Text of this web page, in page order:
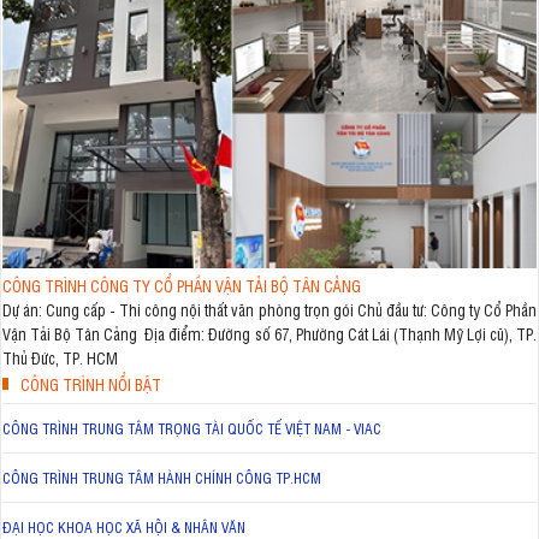
CÔNG TRÌNH CÔNG TY CỔ PHẦN VẬN TẢI BỘ TÂN CẢNG
Dự án: Cung cấp - Thi công nội thất văn phòng trọn gói Chủ đầu tư: Công ty Cổ Phần
Vận Tải Bộ Tân Cảng Địa điểm: Đường số 67, Phường Cát Lái (Thạnh Mỹ Lợi cũ), TP.
Thủ Đức, TP. HCM
CÔNG TRÌNH NỔI BẬT
CÔNG TRÌNH TRUNG TÂM TRỌNG TÀI QUỐC TẾ VIỆT NAM - VIAC
CÔNG TRÌNH TRUNG TÂM HÀNH CHÍNH CÔNG TP.HCM
ĐẠI HỌC KHOA HỌC XÃ HỘI & NHÂN VĂN